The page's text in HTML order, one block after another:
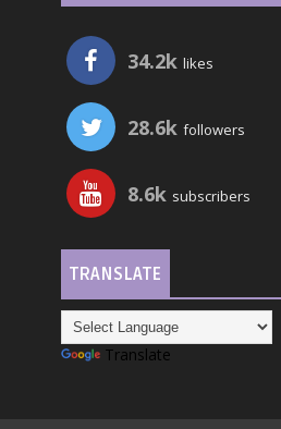
34.2k likes
28.6k followers
8.6k subscribers
TRANSLATE
Translate